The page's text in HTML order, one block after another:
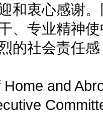
和衷心感谢
、专业精神
的社会责任
and